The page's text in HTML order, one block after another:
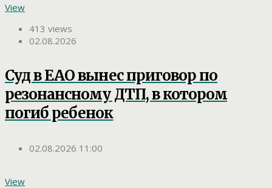
View
413 views
02.08.2026
Суд в ЕАО вынес приговор по
резонансному ДТП, в котором
погиб ребенок
02.08.2026 11:00
View